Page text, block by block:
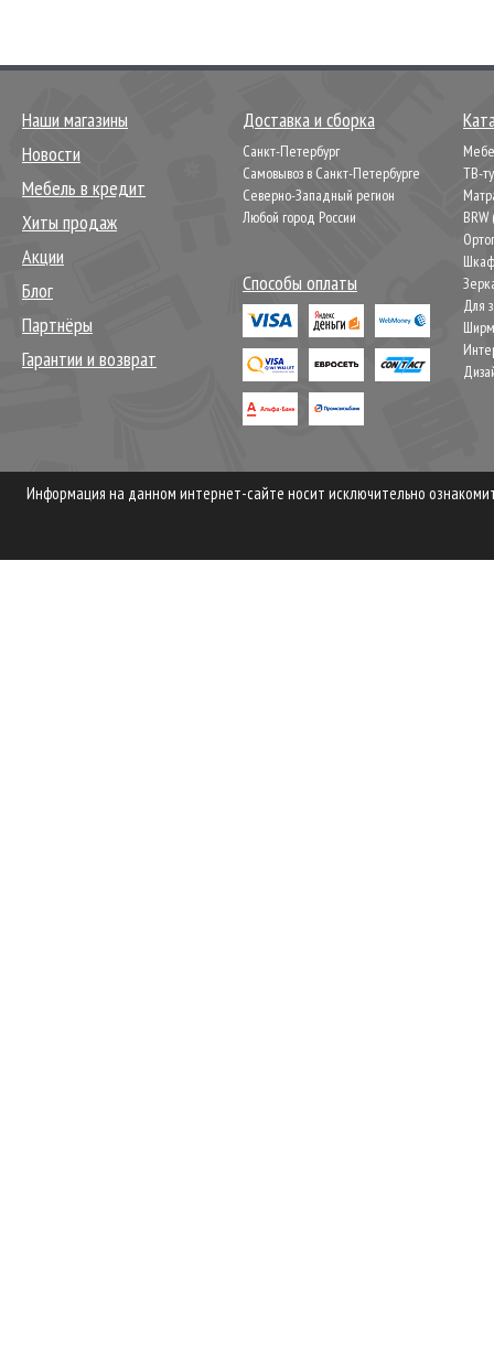
на кухне, то
полками и
На цену
тем
Если вы
магазине,